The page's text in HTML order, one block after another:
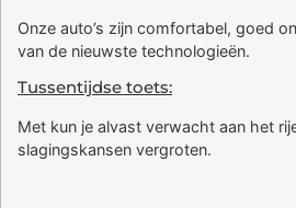
Onze auto’s zijn comfortabel, goed
van de nieuwste technologieën.
Tussentijdse toets:
Met kun je alvast verwacht aan het
slagingskansen vergroten.